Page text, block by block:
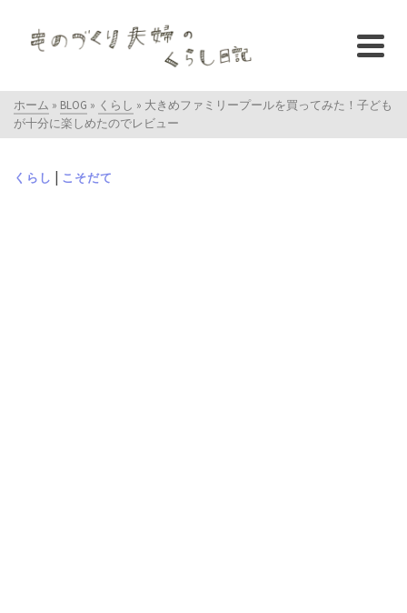
ホーム » BLOG » くらし » 大きめファミリープールを買ってみた！子ども
が十分に楽しめたのでレビュー
くらし | こそだて